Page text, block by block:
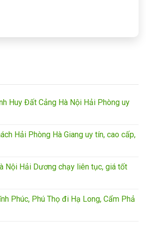
Huy Đất Cảng Hà Nội Hải Phòng uy
Hải Phòng Hà Giang uy tín, cao cấp,
Nội Hải Dương chạy liên tục, giá tốt
Phúc, Phú Thọ đi Hạ Long, Cẩm Phả